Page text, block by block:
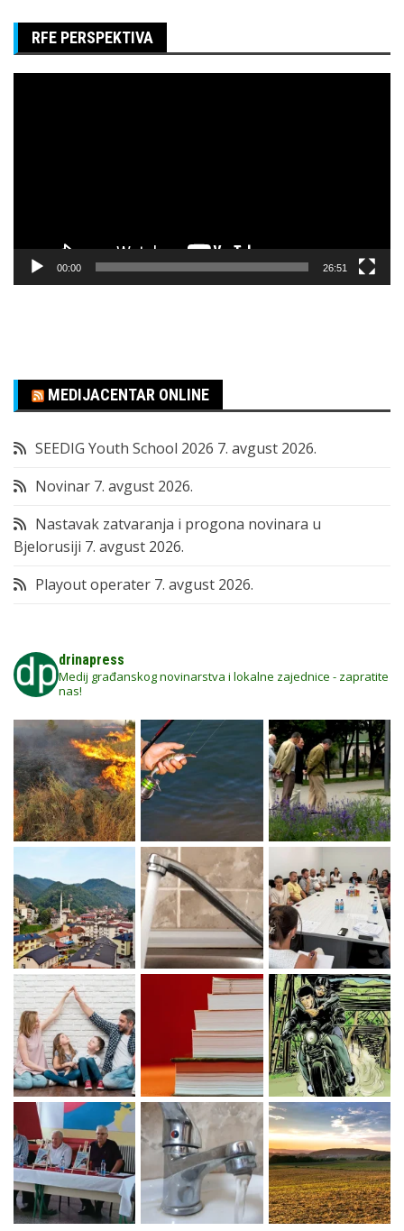
RFE PERSPEKTIVA
00:00 26:51
MEDIJACENTAR ONLINE
SEEDIG Youth School 2026 7. avgust 2026.
Novinar 7. avgust 2026.
Nastavak zatvaranja i progona novinara u
Bjelorusiji 7. avgust 2026.
Playout operater 7. avgust 2026.
drinapress
Medij građanskog novinarstva i lokalne zajednice - zapratite
nas!